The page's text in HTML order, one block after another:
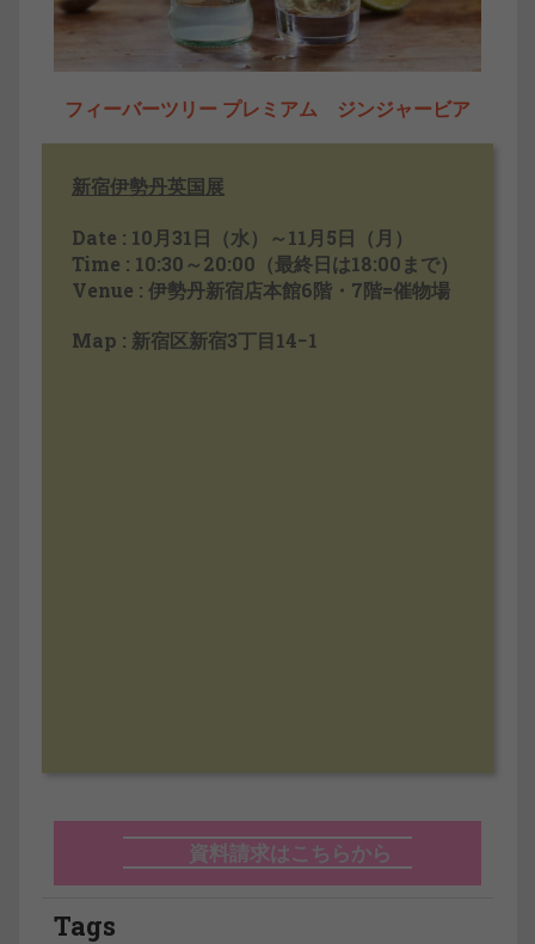
フィーバーツリー プレミアム ジンジャービア
新宿伊勢丹英国展
Date : 10月31日（水）～11月5日（月）
Time : 10:30～20:00（最終日は18:00まで）
Venue : 伊勢丹新宿店本館6階・7階=催物場
Map : 新宿区新宿3丁目14−1
資料請求はこちらから
Tags